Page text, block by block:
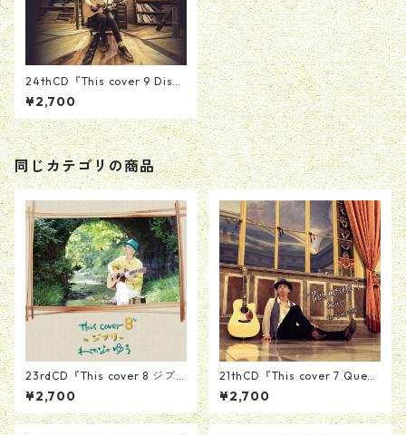
24thCD『This cover 9 Disne
y』
¥2,700
同じカテゴリの商品
23rdCD『This cover 8 ジブ
リ』
¥2,700
21thCD『This cover 7 Quee
n』
¥2,700